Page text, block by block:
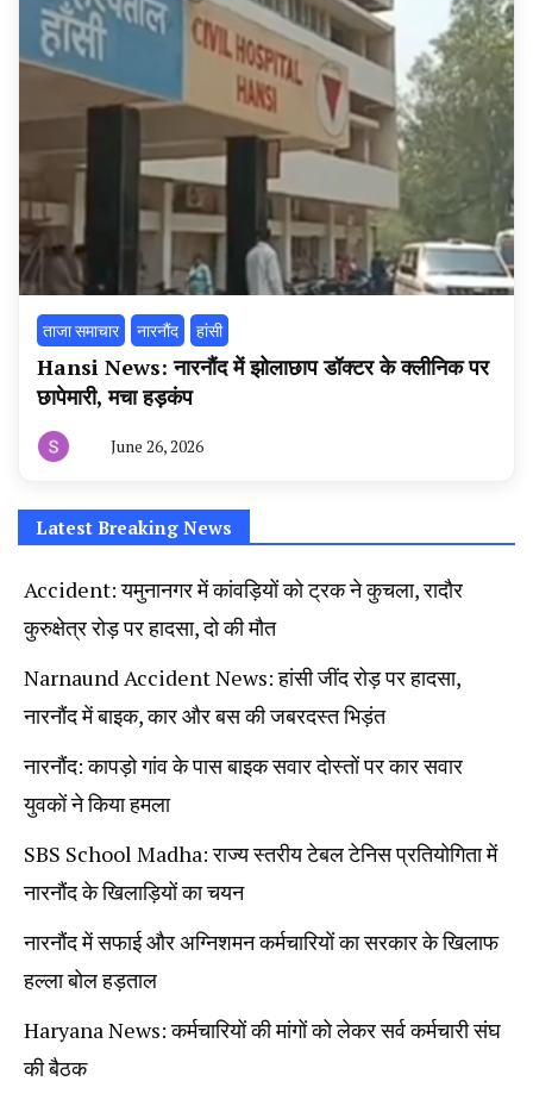
ताजा समाचार नारनौंद हांसी
Hansi News: नारनौंद में झोलाछाप डॉक्टर के क्लीनिक पर
छापेमारी, मचा हड़कंप
June 26, 2026
Latest Breaking News
Accident: यमुनानगर में कांवड़ियों को ट्रक ने कुचला, रादौर
कुरुक्षेत्र रोड़ पर हादसा, दो की मौत
Narnaund Accident News: हांसी जींद रोड़ पर हादसा,
नारनौंद में बाइक, कार और बस की जबरदस्त भिड़ंत
नारनौंद: कापड़ो गांव के पास बाइक सवार दोस्तों पर कार सवार
युवकों ने किया हमला
SBS School Madha: राज्य स्तरीय टेबल टेनिस प्रतियोगिता में
नारनौंद के खिलाड़ियों का चयन
नारनौंद में सफाई और अग्निशमन कर्मचारियों का सरकार के खिलाफ
हल्ला बोल हड़ताल
Haryana News: कर्मचारियों की मांगों को लेकर सर्व कर्मचारी संघ
की बैठक